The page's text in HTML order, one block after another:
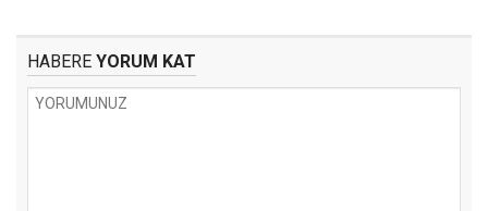
HABERE YORUM KAT